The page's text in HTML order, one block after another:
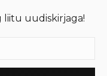
liitu uudiskirjaga!